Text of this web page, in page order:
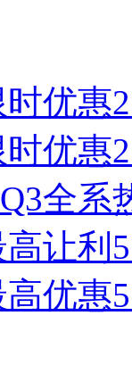
优惠
优惠
全系
让利
优惠